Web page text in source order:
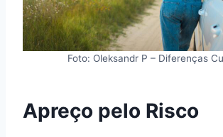
Foto: Oleksandr P – Diferenças
Apreço pelo Risco